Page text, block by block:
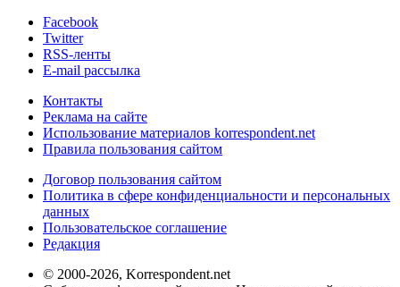
Facebook
Twitter
RSS-ленты
E-mail рассылка
Контакты
Реклама на сайте
Использование материалов korrespondent.net
Правила пользования сайтом
Договор пользования сайтом
Политика в сфере конфиденциальности и персональных
данных
Пользовательское соглашение
Редакция
© 2000-2026, Korrespondent.net